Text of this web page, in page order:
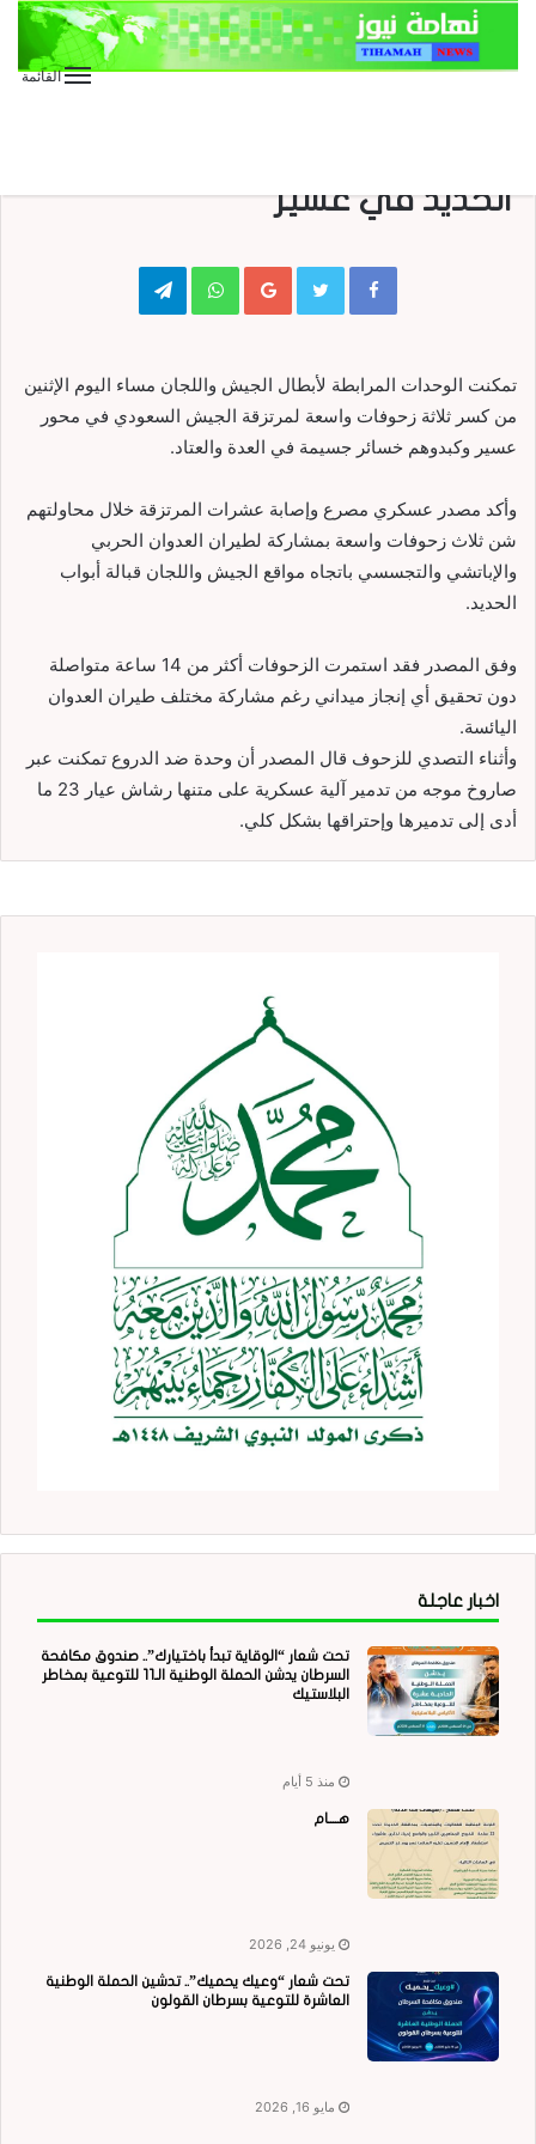
القائمة
الحديد في عسير
Google+
WhatsApp
Telegram
تمكنت الوحدات المرابطة لأبطال الجيش واللجان مساء اليوم الإثنين
من كسر ثلاثة زحوفات واسعة لمرتزقة الجيش السعودي في محور
عسير وكبدوهم خسائر جسيمة في العدة والعتاد.
وأكد مصدر عسكري مصرع وإصابة عشرات المرتزقة خلال محاولتهم
شن ثلاث زحوفات واسعة بمشاركة لطيران العدوان الحربي
والإباتشي والتجسسي باتجاه مواقع الجيش واللجان قبالة أبواب
الحديد.
وفق المصدر فقد استمرت الزحوفات أكثر من 14 ساعة متواصلة
دون تحقيق أي إنجاز ميداني رغم مشاركة مختلف طيران العدوان
اليائسة.
وأثناء التصدي للزحوف قال المصدر أن وحدة ضد الدروع تمكنت عبر
صاروخ موجه من تدمير آلية عسكرية على متنها رشاش عيار 23 ما
أدى إلى تدميرها وإحتراقها بشكل كلي.
اخبار عاجلة
تحت شعار “الوقاية تبدأ باختيارك”.. صندوق مكافحة
السرطان يدشن الحملة الوطنية الـ11 للتوعية بمخاطر
البلاستيك
منذ 5 أيام
هــــام
يونيو 24, 2026
تحت شعار “وعيك يحميك”.. تدشين الحملة الوطنية
العاشرة للتوعية بسرطان القولون
مايو 16, 2026